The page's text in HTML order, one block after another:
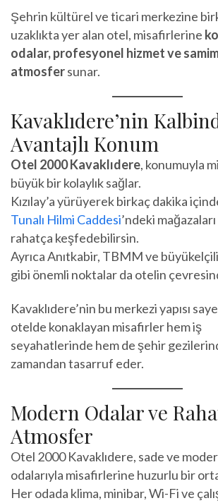
Şehrin kültürel ve ticari merkezine
uzaklıkta yer alan otel, misafirlerine
odalar, profesyonel hizmet ve
atmosfersunar.
Kavaklıdere’nin
Avantajlı Konum
Otel 2000 Kavaklıdere, konumuyla
büyük bir kolaylık sağlar.
Kızılay’a yürüyerek birkaç dakika
Tunalı Hilmi Caddesi’ndeki
rahatça keşfedebilirsin.
Ayrıca Anıtkabir, TBMM ve
gibi önemli noktalar da otelin
Kavaklıdere’nin bu merkezi yapısı
otelde konaklayan misafirler hem iş
seyahatlerinde hem de şehir
zamandan tasarruf eder.
Modern Odalar ve
Atmosfer
Otel 2000 Kavaklıdere, sade ve
odalarıyla misafirlerine huzurlu bir
Her odada klima, minibar, Wi-Fi ve